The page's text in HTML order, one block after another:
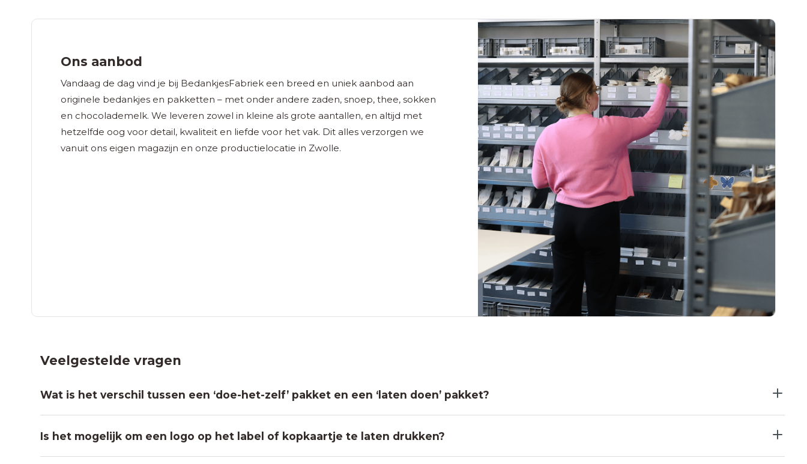
Ons aanbod
Vandaag de dag vind je bij BedankjesFabriek een breed en uniek aanbod aan
originele bedankjes en pakketten – met onder andere zaden, snoep, thee, sokken
en chocolademelk. We leveren zowel in kleine als grote aantallen, en altijd met
hetzelfde oog voor detail, kwaliteit en liefde voor het vak. Dit alles verzorgen we
vanuit ons eigen magazijn en onze productielocatie in Zwolle.
Veelgestelde vragen
Wat is het verschil tussen een ‘doe-het-zelf’ pakket en een ‘laten doen’ pakket?
Is het mogelijk om een logo op het label of kopkaartje te laten drukken?